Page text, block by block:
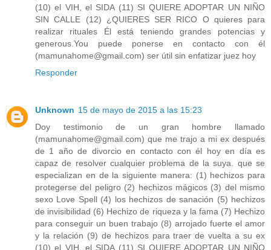
(10) el VIH, el SIDA (11) SI QUIERE ADOPTAR UN NIÑO
SIN CALLE (12) ¿QUIERES SER RICO O quieres para
realizar rituales Él está teniendo grandes potencias y
generous.You puede ponerse en contacto con él
(mamunahome@gmail.com) ser útil sin enfatizar juez hoy
Responder
Unknown 15 de mayo de 2015 a las 15:23
Doy testimonio de un gran hombre llamado
(mamunahome@gmail.com) que me trajo a mi ex después
de 1 año de divorcio en contacto con él hoy en día es
capaz de resolver cualquier problema de la suya. que se
especializan en de la siguiente manera: (1) hechizos para
protegerse del peligro (2) hechizos mágicos (3) del mismo
sexo Love Spell (4) los hechizos de sanación (5) hechizos
de invisibilidad (6) Hechizo de riqueza y la fama (7) Hechizo
para conseguir un buen trabajo (8) arrojado fuerte el amor
y la relación (9) de hechizos para traer de vuelta a su ex
(10) el VIH, el SIDA (11) SI QUIERE ADOPTAR UN NIÑO